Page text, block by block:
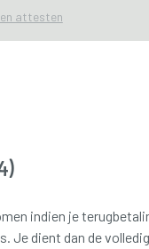
attesten
indien je
Je dient dan de